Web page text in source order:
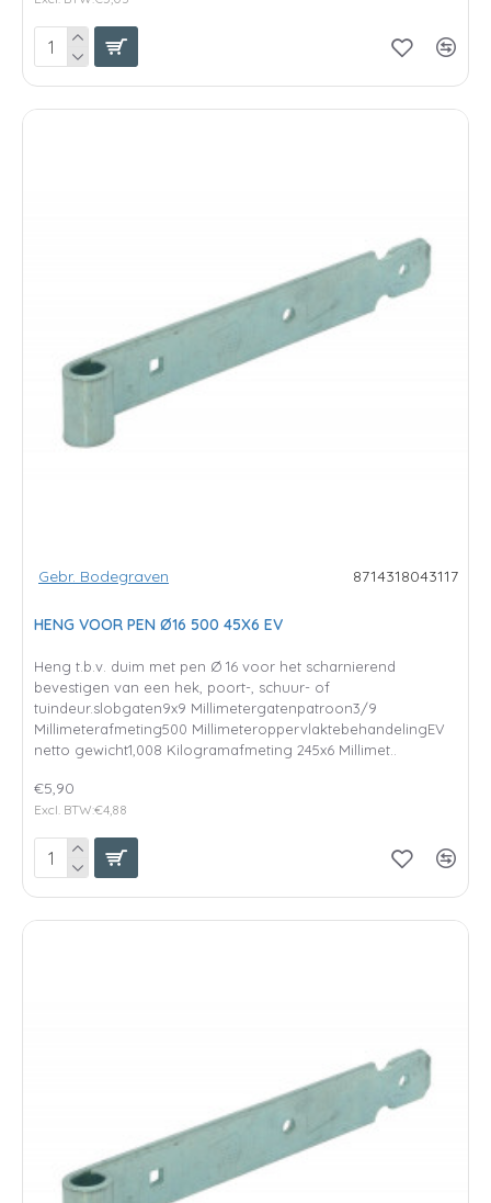
Gebr. Bodegraven 8714318043117
HENG VOOR PEN Ø16 500 45X6 EV
Heng t.b.v. duim met pen Ø 16 voor het scharnierend
bevestigen van een hek, poort-, schuur- of
tuindeur.slobgaten9x9 Millimetergatenpatroon3/9
Millimeterafmeting500 MillimeteroppervlaktebehandelingEV
netto gewicht1,008 Kilogramafmeting 245x6 Millimet..
€5,90
Excl. BTW:€4,88